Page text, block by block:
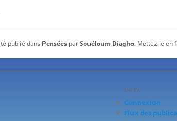
publié dans Pensées parSouéloum Diagho. Mettez-le en
MÉTA
Connexion
Flux des